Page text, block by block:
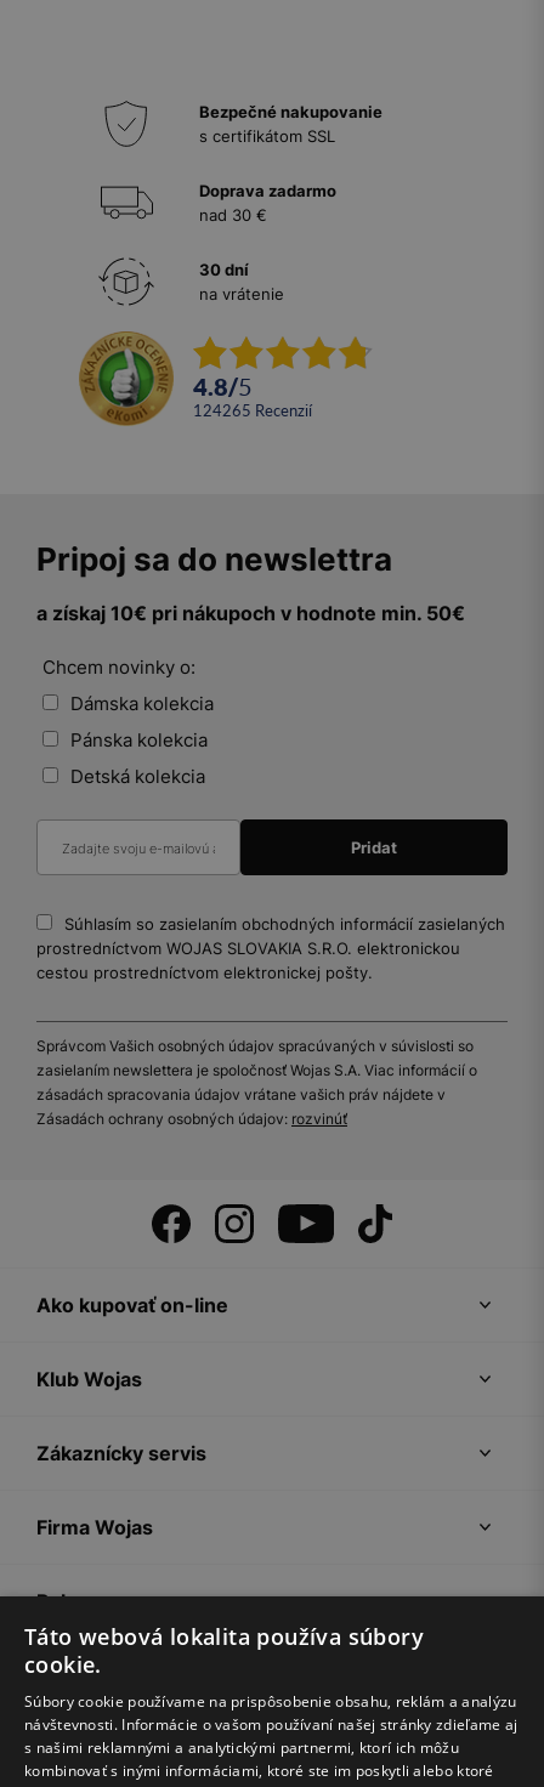
Bezpečné nakupovanie
s certifikátom SSL
Doprava zadarmo
nad 30 €
30 dní
na vrátenie
4.8/5
124265 recenzií
Pripoj sa do newslettra
a získaj 10€ pri nákupoch v hodnote min. 50€
Chcem novinky o:
Dámska kolekcia
Pánska kolekcia
Detská kolekcia
Súhlasím so zasielaním obchodných informácií zasielaných
prostredníctvom WOJAS SLOVAKIA S.R.O. elektronickou
cestou prostredníctvom elektronickej pošty.
Správcom Vašich osobných údajov spracúvaných v súvislosti so
zasielaním newslettera je spoločnosť Wojas S.A. Viac informácií o
zásadách spracovania údajov vrátane vašich práv nájdete v
Zásadách ochrany osobných údajov: rozvinúť
Ako kupovať on-line
Klub Wojas
Zákaznícky servis
Firma Wojas
Pokyny
Táto webová lokalita používa súbory
cookie.
Súbory cookie používame na prispôsobenie obsahu, reklám a analýzu
návštevnosti. Informácie o vašom používaní našej stránky zdieľame aj
s našimi reklamnými a analytickými partnermi, ktorí ich môžu
kombinovať s inými informáciami, ktoré ste im poskytli alebo ktoré